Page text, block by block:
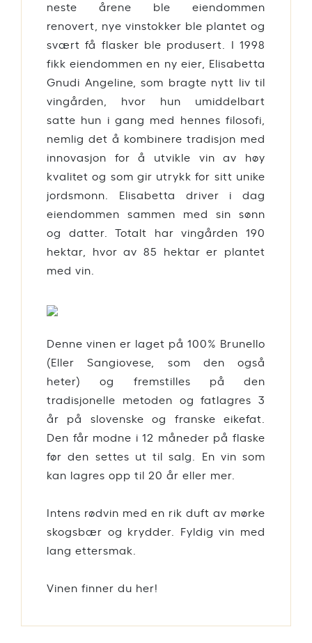
neste årene ble eiendommen
renovert, nye vinstokker ble plantet og
svært få flasker ble produsert. I 1998
fikk eiendommen en ny eier, Elisabetta
Gnudi Angeline, som bragte nytt liv til
vingården, hvor hun umiddelbart
satte hun i gang med hennes filosofi,
nemlig det å kombinere tradisjon med
innovasjon for å utvikle vin av høy
kvalitet og som gir utrykk for sitt unike
jordsmonn. Elisabetta driver i dag
eiendommen sammen med sin sønn
og datter. Totalt har vingården 190
hektar, hvor av 85 hektar er plantet
med vin.
Denne vinen er laget på 100% Brunello
(Eller Sangiovese, som den også
heter) og fremstilles på den
tradisjonelle metoden og fatlagres 3
år på slovenske og franske eikefat.
Den får modne i 12 måneder på flaske
før den settes ut til salg. En vin som
kan lagres opp til 20 år eller mer.
Intens rødvin med en rik duft av mørke
skogsbær og krydder. Fyldig vin med
lang ettersmak.
Vinen finner du her!